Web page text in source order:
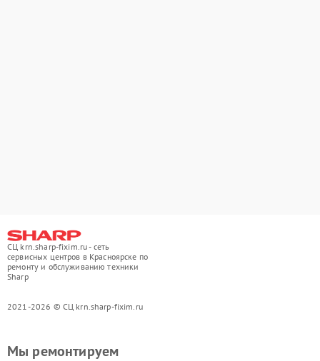
СЦ krn.sharp-fixim.ru - сеть
сервисных центров в Красноярске по
ремонту и обслуживанию техники
Sharp
2021-2026 © СЦ krn.sharp-fixim.ru
Мы ремонтируем